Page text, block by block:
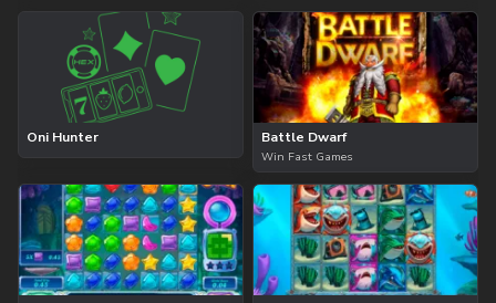
Oni Hunter Battle Dwarf
Win Fast Games